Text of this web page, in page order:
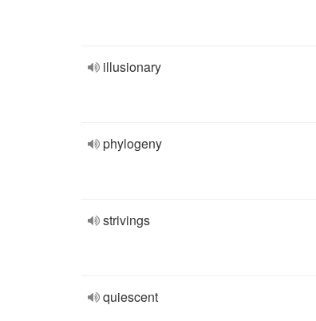
illusionary
phylogeny
strivings
quiescent